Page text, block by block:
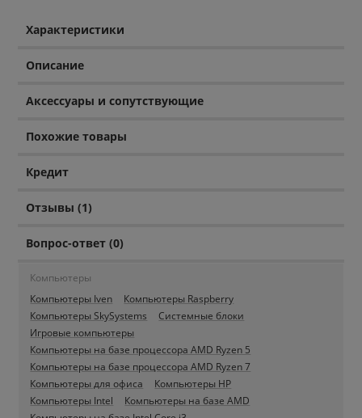
Характеристики
Описание
Аксессуары и сопутствующие
Похожие товары
Кредит
Отзывы (1)
Вопрос-ответ (0)
Компьютеры
Компьютеры Iven
Компьютеры Raspberry
Компьютеры SkySystems
Системные блоки
Игровые компьютеры
Компьютеры на базе процессора AMD Ryzen 5
Компьютеры на базе процессора AMD Ryzen 7
Компьютеры для офиса
Компьютеры HP
Компьютеры Intel
Компьютеры на базе AMD